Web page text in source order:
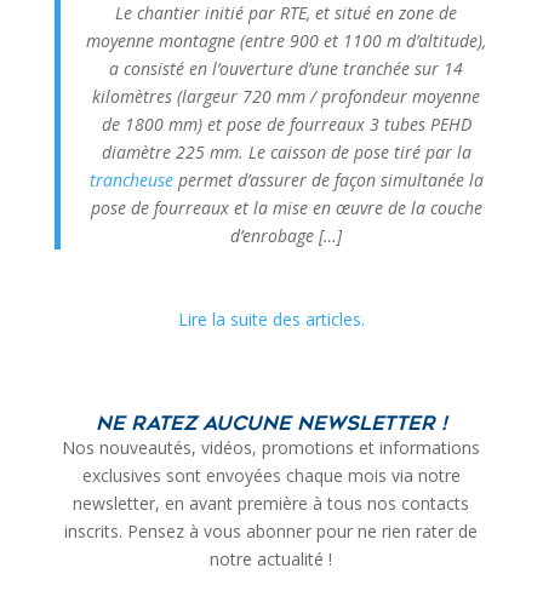
Le chantier initié par RTE, et situé en zone de
moyenne montagne (entre 900 et 1100 m d’altitude),
a consisté en l’ouverture d’une tranchée sur 14
kilomètres (largeur 720 mm / profondeur moyenne
de 1800 mm) et pose de fourreaux 3 tubes PEHD
diamètre 225 mm. Le caisson de pose tiré par la
trancheusepermet d’assurer de façon simultanée la
pose de fourreaux et la mise en œuvre de la couche
d’enrobage […]
Lire la suite des articles.
Ne ratez aucune newsletter !
Nos nouveautés, vidéos, promotions et informations
exclusives sont envoyées chaque mois via notre
newsletter, en avant première à tous nos contacts
inscrits. Pensez à vous abonner pour ne rien rater de
notre actualité !